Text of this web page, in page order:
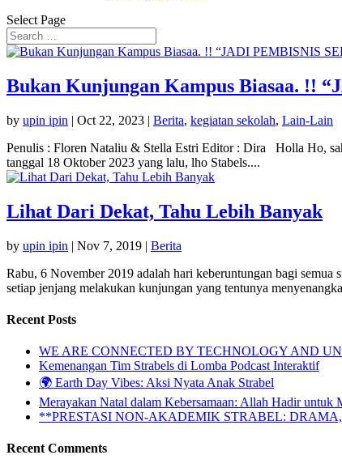
Select Page
Bukan Kunjungan Kampus Biasaa. !!
by upin ipin | Oct 22, 2023 | Berita, kegiatan sekolah, Lain-Lain
Penulis : Floren Nataliu & Stella Estri Editor : Dira Holla Ho,
tanggal 18 Oktober 2023 yang lalu, lho Stabels....
Lihat Dari Dekat, Tahu Lebih Banyak
by upin ipin | Nov 7, 2019 | Berita
Rabu, 6 November 2019 adalah hari keberuntungan bagi
setiap jenjang melakukan kunjungan yang tentunya
Recent Posts
WE ARE CONNECTED BY TECHNOLOGY AND
Kemenangan Tim Strabels di Lomba Podcast Interaktif
🌍 Earth Day Vibes: Aksi Nyata Anak Strabel
Merayakan Natal dalam Kebersamaan: Allah Hadir untuk
**PRESTASI NON-AKADEMIK STRABEL:
Recent Comments